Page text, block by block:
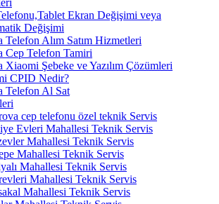
Ekran Değişimi veya
Değişimi
Telefon Alım Satım Hizmetleri
Cep Telefon Tamiri
Xiaomi Şebeke ve Yazılım Çözümleri
CPID Nedir?
Telefon Al Sat
cep telefonu özel teknik Servis
Evleri Mahallesi Teknik Servis
Mahallesi Teknik Servis
Mahallesi Teknik Servis
Mahallesi Teknik Servis
Mahallesi Teknik Servis
Mahallesi Teknik Servis